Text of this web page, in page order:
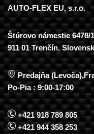
AUTO-FLEX EU, s.r.o.
Štúrovo námestie 6478/
911 01 Trenčín,
Predajňa
Po-Pia : 9:00-17:00
+421 918 789 805
+421 944 358 253